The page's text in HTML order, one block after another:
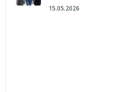
15.05.2026